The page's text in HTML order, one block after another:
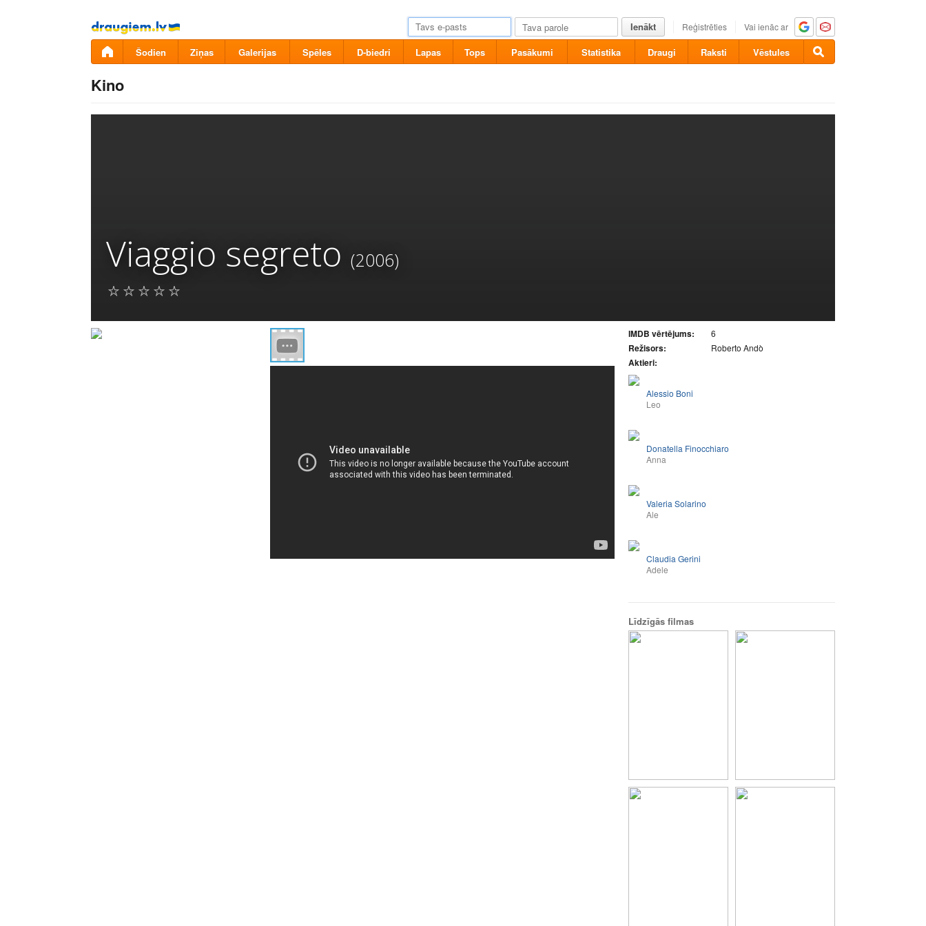
Pāriet
uz
saturu
Ienākt Reģistrēties Vai ienāc ar
Šodien Ziņas Galerijas Spēles D-biedri Lapas Tops Pasākumi Statistika Draugi Raksti Vēstules
Kino
Viaggio segreto (2006)
IMDB vērtējums: 6
Režisors: Roberto Andò
Aktieri:
Alessio Boni
Leo
Donatella Finocchiaro
Anna
Valeria Solarino
Ale
Claudia Gerini
Adele
Līdzīgās filmas